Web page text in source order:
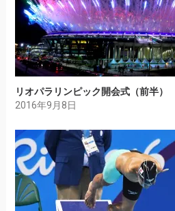
リオパラリンピック開会式（前半）
2016年9月8日